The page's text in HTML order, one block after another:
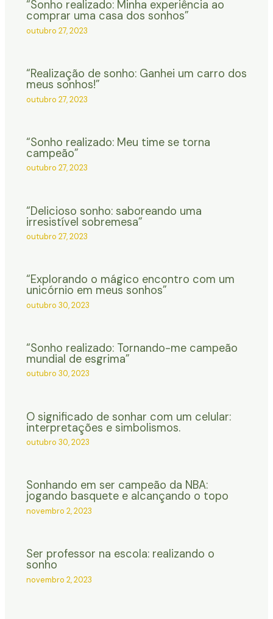
“Sonho realizado: Minha experiência ao
comprar uma casa dos sonhos”
outubro 27, 2023
“Realização de sonho: Ganhei um carro dos
meus sonhos!”
outubro 27, 2023
“Sonho realizado: Meu time se torna
campeão”
outubro 27, 2023
“Delicioso sonho: saboreando uma
irresistível sobremesa”
outubro 27, 2023
“Explorando o mágico encontro com um
unicórnio em meus sonhos”
outubro 30, 2023
“Sonho realizado: Tornando-me campeão
mundial de esgrima”
outubro 30, 2023
O significado de sonhar com um celular:
interpretações e simbolismos.
outubro 30, 2023
Sonhando em ser campeão da NBA:
jogando basquete e alcançando o topo
novembro 2, 2023
Ser professor na escola: realizando o
sonho
novembro 2, 2023